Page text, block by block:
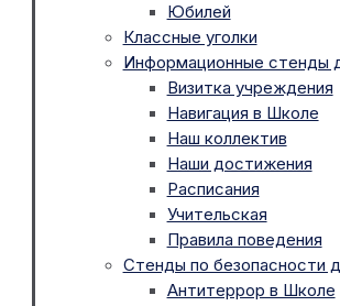
Юбилей
Классные уголки
Информационные стенды
Визитка учреждения
Навигация в Школе
Наш коллектив
Наши достижения
Расписания
Учительская
Правила поведения
Стенды по безопасности
Антитеррор в Школе